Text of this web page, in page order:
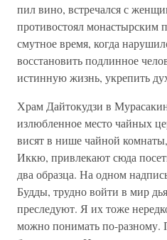
пил вино, встречался с
противостоял монастырским
смутное время, когда
восстановить подлинное
истинную жизнь, укрепить
Храм Дайтокудзи в
излюбленное место чайных
висят в нише чайной
Иккю, привлекают сюда
два образца. На одном
Будды, трудно войти в мир
преследуют. Я их тоже
можно понимать по-